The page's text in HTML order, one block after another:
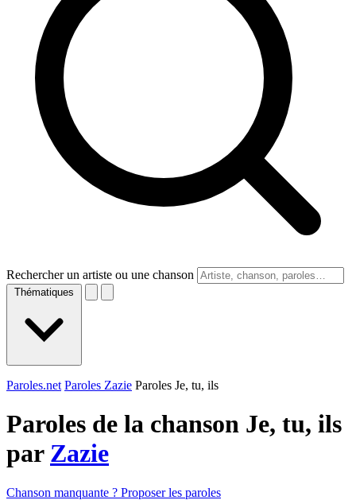
Rechercher un artiste ou une chanson
Thématiques
Paroles.net Paroles Zazie Paroles Je, tu, ils
Paroles de la chanson Je, tu, ils
par Zazie
Chanson manquante ? Proposer les paroles